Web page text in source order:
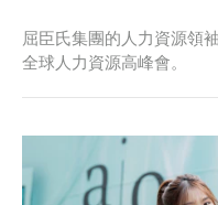
屈臣氏集團的人力資源領
全球人力資源高峰會。